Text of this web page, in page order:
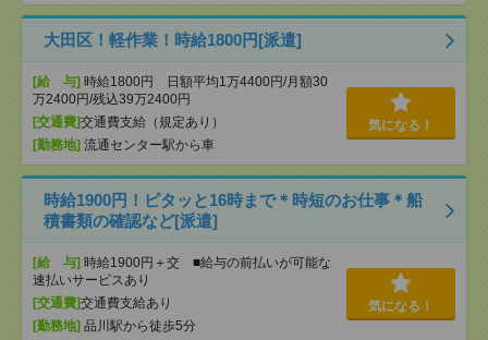
大田区！軽作業！時給1800円[派遣]
[給 与] 時給1800円 日額平均1万4400円/月額30
万2400円/残込39万2400円
[交通費]交通費支給（規定あり）
[勤務地] 流通センター駅から車
気になる！
時給1900円！ピタッと16時まで＊時短のお仕事＊船
積書類の確認など[派遣]
[給 与] 時給1900円＋交 ■給与の前払いが可能な
速払いサービスあり
[交通費]交通費支給あり
[勤務地] 品川駅から徒歩5分
気になる！